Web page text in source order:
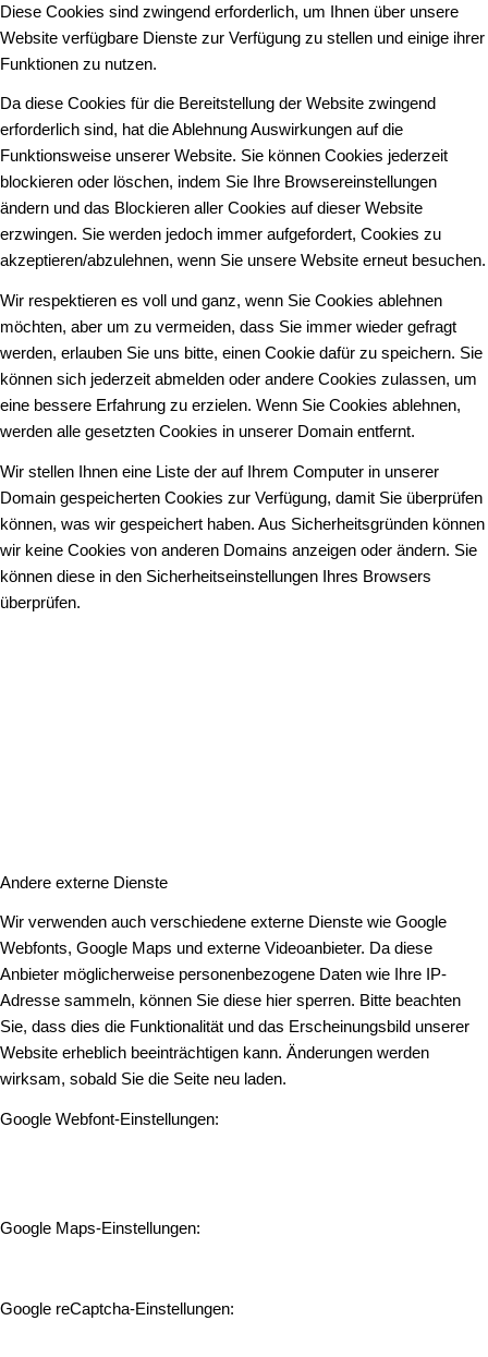
Diese Cookies sind zwingend erforderlich, um Ihnen über unsere
Website verfügbare Dienste zur Verfügung zu stellen und einige ihrer
Funktionen zu nutzen.
Da diese Cookies für die Bereitstellung der Website zwingend
erforderlich sind, hat die Ablehnung Auswirkungen auf die
Funktionsweise unserer Website. Sie können Cookies jederzeit
blockieren oder löschen, indem Sie Ihre Browsereinstellungen
ändern und das Blockieren aller Cookies auf dieser Website
erzwingen. Sie werden jedoch immer aufgefordert, Cookies zu
akzeptieren/abzulehnen, wenn Sie unsere Website erneut besuchen.
Wir respektieren es voll und ganz, wenn Sie Cookies ablehnen
möchten, aber um zu vermeiden, dass Sie immer wieder gefragt
werden, erlauben Sie uns bitte, einen Cookie dafür zu speichern. Sie
können sich jederzeit abmelden oder andere Cookies zulassen, um
eine bessere Erfahrung zu erzielen. Wenn Sie Cookies ablehnen,
werden alle gesetzten Cookies in unserer Domain entfernt.
Wir stellen Ihnen eine Liste der auf Ihrem Computer in unserer
Domain gespeicherten Cookies zur Verfügung, damit Sie überprüfen
können, was wir gespeichert haben. Aus Sicherheitsgründen können
wir keine Cookies von anderen Domains anzeigen oder ändern. Sie
können diese in den Sicherheitseinstellungen Ihres Browsers
überprüfen.
Andere externe Dienste
Wir verwenden auch verschiedene externe Dienste wie Google
Webfonts, Google Maps und externe Videoanbieter. Da diese
Anbieter möglicherweise personenbezogene Daten wie Ihre IP-
Adresse sammeln, können Sie diese hier sperren. Bitte beachten
Sie, dass dies die Funktionalität und das Erscheinungsbild unserer
Website erheblich beeinträchtigen kann. Änderungen werden
wirksam, sobald Sie die Seite neu laden.
Google Webfont-Einstellungen:
Google Maps-Einstellungen:
Google reCaptcha-Einstellungen: